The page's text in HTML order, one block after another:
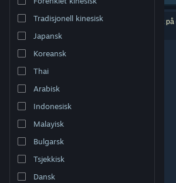
Bytt språk
Skaff deg Steam-appen på mobil
Vis skrivebordsversjon
Tradisjonell kinesisk
Japansk
Koreansk
Thai
Arabisk
Indonesisk
Malayisk
Bulgarsk
Tsjekkisk
Dansk
0 treff på søket. 1 produkt er blitt utelukket basert på
innstillinger.